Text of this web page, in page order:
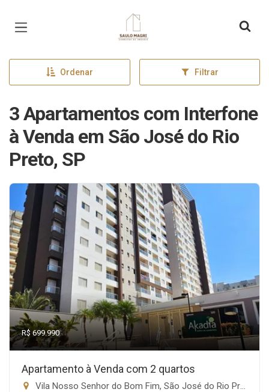
Página inicial
Ordenar Filtrar
3 Apartamentos com Interfone
à Venda em São José do Rio
Preto, SP
R$ 699.990
Apartamento à Venda com 2 quartos
Vila Nosso Senhor do Bom Fim, São José do Rio Preto-SP